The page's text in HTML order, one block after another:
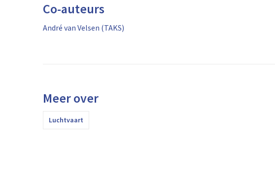
Co-auteurs
André van Velsen (TAKS)
Meer over
Luchtvaart